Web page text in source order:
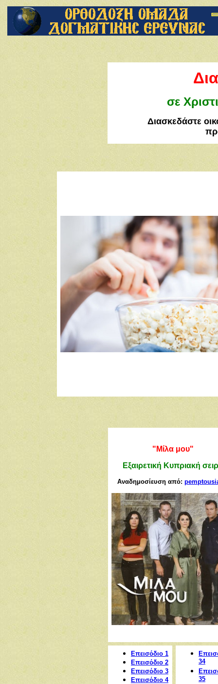
σε
Διασκεδάστε
"Μίλα μου"
Εξαιρετική Κυπριακή
Αναδημοσίευση από:
Επεισόδιο 1
Επεισόδιο 2
Επεισόδιο 3
Επεισόδιο 4
34
35